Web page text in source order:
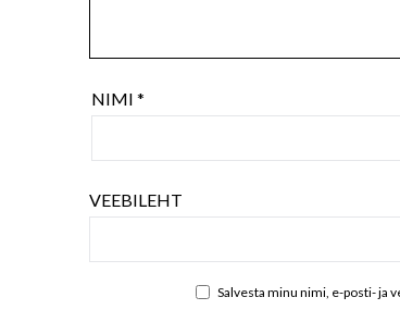
NIMI*
VEEBILEHT
Salvesta minu nimi, e-posti- ja